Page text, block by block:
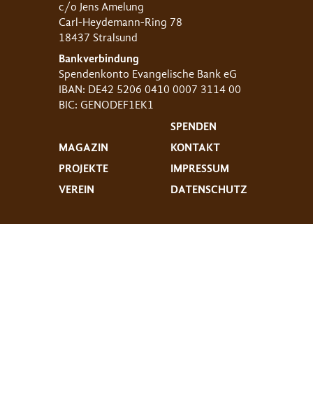
c/o Jens Amelung
Carl-Heydemann-Ring 78
18437 Stralsund
Bankverbindung
Spendenkonto Evangelische Bank eG
IBAN: DE42 5206 0410 0007 3114 00
BIC: GENODEF1EK1
MAGAZIN
PROJEKTE
VEREIN
SPENDEN
KONTAKT
IMPRESSUM
DATENSCHUTZ